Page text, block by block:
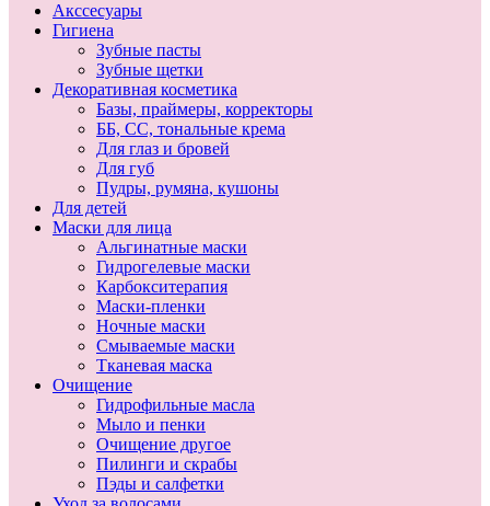
Акссесуары
Гигиена
Зубные пасты
Зубные щетки
Декоративная косметика
Базы, праймеры, корректоры
ББ, СС, тональные крема
Для глаз и бровей
Для губ
Пудры, румяна, кушоны
Для детей
Маски для лица
Альгинатные маски
Гидрогелевые маски
Карбокситерапия
Маски-пленки
Ночные маски
Смываемые маски
Тканевая маска
Очищение
Гидрофильные масла
Мыло и пенки
Очищение другое
Пилинги и скрабы
Пэды и салфетки